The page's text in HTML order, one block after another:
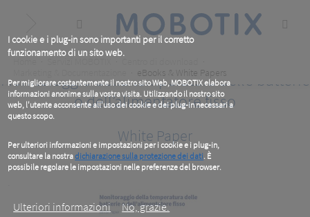
I cookie e i plug-in sono importanti per il corretto
funzionamento di un sito web.
Per migliorare costantemente il nostro sito Web, MOBOTIX elabora
informazioni anonime sulla vostra visita. Utilizzando il nostro sito
web, l'utente acconsente all'uso dei cookie e dei plug-in necessari a
questo scopo.
Per ulteriori informazioni e impostazioni per i cookie e i plug-in,
consultare la nostradichiarazione sulla protezione dei dati. È
possibile regolare le impostazioni nelle preferenze del browser.
Ulteriori informazioni
No, grazie.
content
eBooks & White Papers
Monitoraggio della temperatura delle batterie
o dell’alimentatore fisso
White Paper